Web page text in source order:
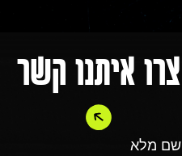
צרו איתנו קשר
שם מלא